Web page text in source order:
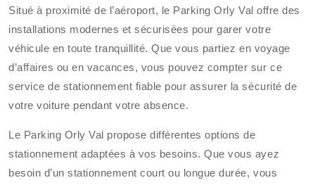
Situé à proximité de l’aéroport, le Parking Orly Val offre des
installations modernes et sécurisées pour garer votre
véhicule en toute tranquillité. Que vous partiez en voyage
d’affaires ou en vacances, vous pouvez compter sur ce
service de stationnement fiable pour assurer la sécurité de
votre voiture pendant votre absence.
Le Parking Orly Val propose différentes options de
stationnement adaptées à vos besoins. Que vous ayez
besoin d’un stationnement court ou longue durée, vous